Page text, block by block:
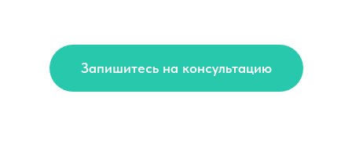
Запишитесь на консультацию